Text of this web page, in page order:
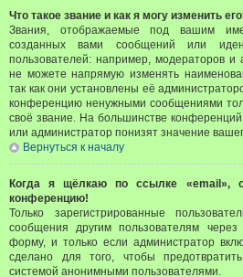
Что такое звание и как я могу изменить
Звания, отображаемые под вашим
созданных вами сообщений или
пользователей: например, модераторов
не можете напрямую изменять
так как они установлены её
конференцию ненужными сообщениями
своё звание. На большинстве
или администратор понизят значение
Вернуться к началу
Когда я щёлкаю по ссылке «email»,
конференцию!
Только зарегистрированные
сообщения другим пользователям
форму, и только если администратор
сделано для того, чтобы
системой анонимными пользователями.